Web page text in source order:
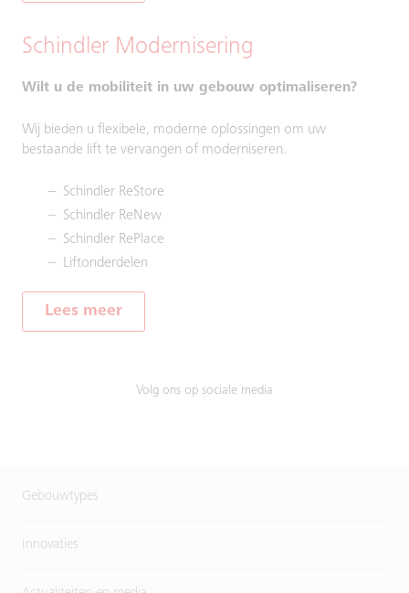
Schindler Modernisering
Wilt u de mobiliteit in uw gebouw optimaliseren?
Wij bieden u flexibele, moderne oplossingen om uw
bestaande lift te vervangen of moderniseren.
Schindler ReStore
Schindler ReNew
Schindler RePlace
Liftonderdelen
Lees meer
Volg ons op sociale media
Gebouwtypes
Innovaties